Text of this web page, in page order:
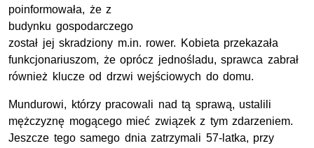
poinformowała, że z
budynku gospodarczego
został jej skradziony m.in. rower. Kobieta przekazała
funkcjonariuszom, że oprócz jednośladu, sprawca zabrał
również klucze od drzwi wejściowych do domu.
Mundurowi, którzy pracowali nad tą sprawą, ustalili
mężczyznę mogącego mieć związek z tym zdarzeniem.
Jeszcze tego samego dnia zatrzymali 57-latka, przy